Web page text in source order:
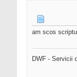
am scos
DWF - Servicii